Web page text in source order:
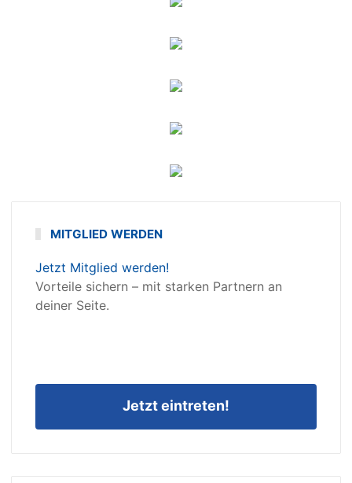
MITGLIED WERDEN
Jetzt Mitglied werden!
Vorteile sichern – mit starken Partnern an
deiner Seite.
Jetzt eintreten!